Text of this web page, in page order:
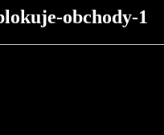
obchody-1